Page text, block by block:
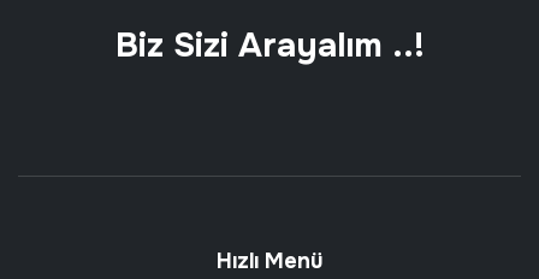
Biz Sizi Arayalım ..!
Hızlı Menü